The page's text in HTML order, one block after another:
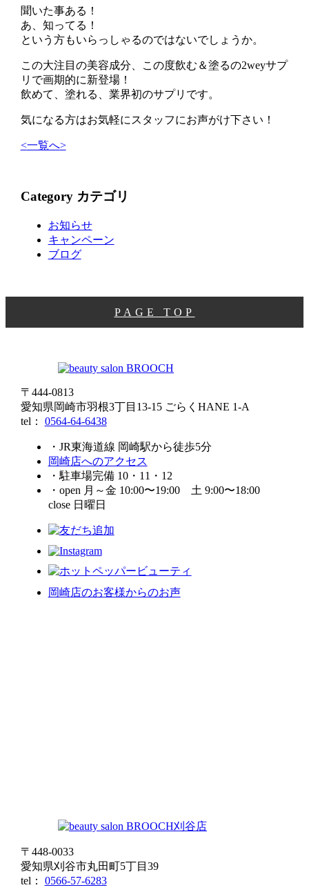
岡崎店 0564-64-6438
ご予約・お問い合わせはこちら
WEB予約はこちらから
店
店
聞いた事ある！
あ、知ってる！
という方もいらっしゃるのではないでしょうか。
この大注目の美容成分、この度飲む＆塗るの2weyサプ
リで画期的に新登場！
飲めて、塗れる、業界初のサプリです。
気になる方はお気軽にスタッフにお声がけ下さい！
<一覧へ>
Category カテゴリ
お知らせ
キャンペーン
ブログ
PAGE TOP
〒444-0813
愛知県岡崎市羽根3丁目13‐15 ごらくHANE 1-A
tel： 0564-64-6438
・JR東海道線 岡崎駅から徒歩5分
岡崎店へのアクセス
・駐車場完備 10・11・12
・open 月～金 10:00〜19:00 土 9:00〜18:00
close 日曜日
岡崎店のお客様からのお声
〒448-0033
愛知県刈谷市丸田町5丁目39
tel： 0566-57-6283